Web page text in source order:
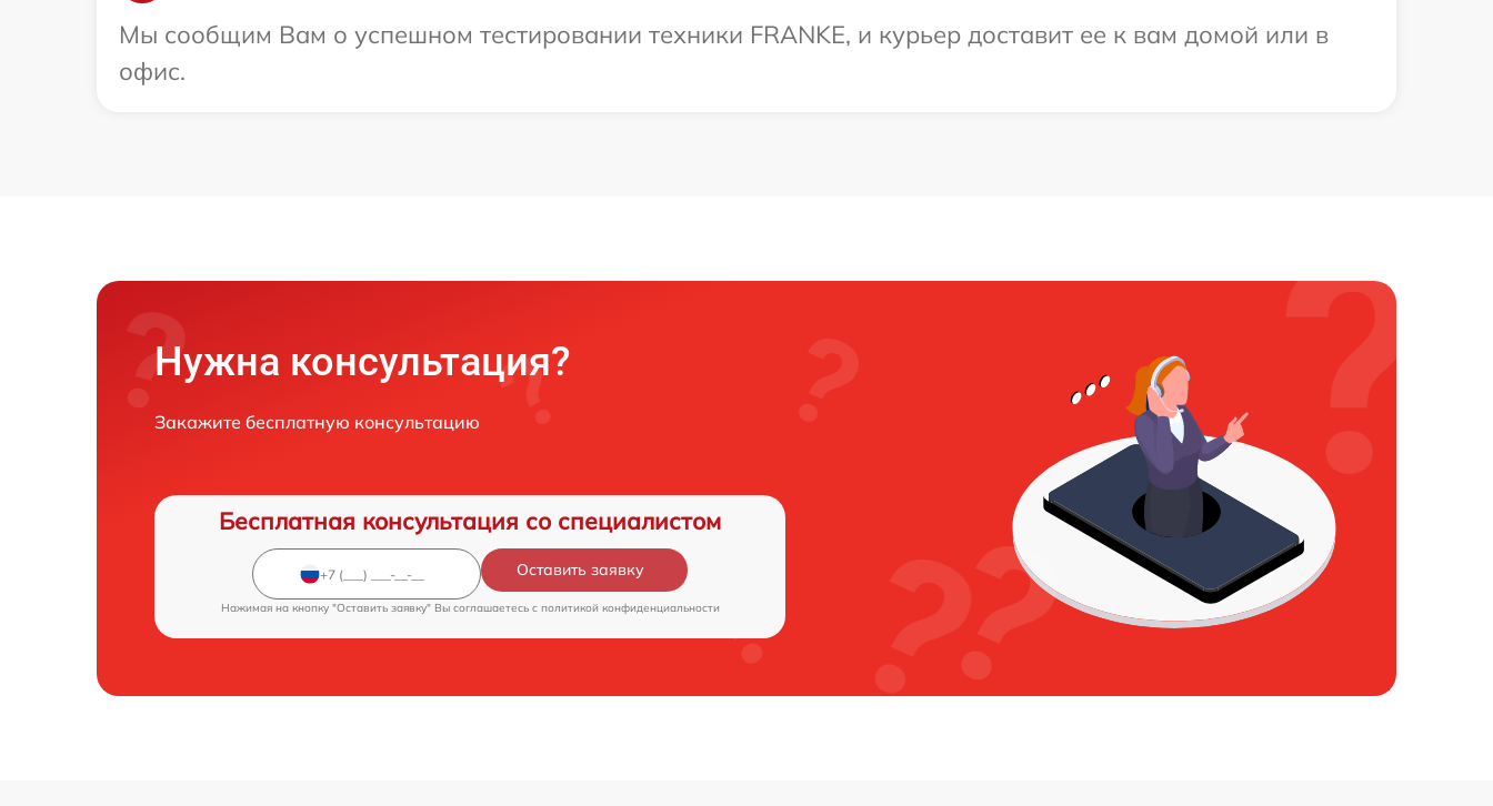
Мы сообщим Вам о успешном тестировании техники FRANKE, и курьер доставит ее к вам домой или в
офис.
Нужна консультация?
Закажите бесплатную консультацию
Бесплатная консультация со специалистом
Оставить заявку
Нажимая на кнопку "Оставить заявку" Вы соглашаетесь c политикой конфиденциальности